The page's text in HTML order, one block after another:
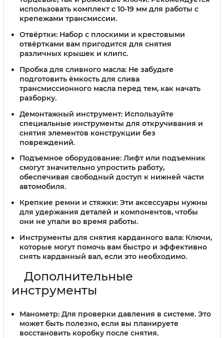
использовать комплект с 10-19 мм для работы с
крепежами трансмиссии.
Отвёртки: Набор с плоскими и крестовыми
отвёртками вам пригодится для снятия
различных крышек и клипс.
Пробка для сливного масла: Не забудьте
подготовить ёмкость для слива
трансмиссионного масла перед тем, как начать
разборку.
Демонтажный инструмент: Используйте
специальные инструменты для откручивания и
снятия элементов конструкции без
повреждений.
Подъемное оборудование: Лифт или подъемник
смогут значительно упростить работу,
обеспечивая свободный доступ к нижней части
автомобиля.
Крепкие ремни и стяжки: Эти аксессуары нужны
для удержания деталей и компонентов, чтобы
они не упали во время работы.
Инструменты для снятия карданного вала: Ключи,
которые могут помочь вам быстро и эффективно
снять карданный вал, если это необходимо.
Дополнительные
инструменты
Манометр: Для проверки давления в системе. Это
может быть полезно, если вы планируете
восстановить коробку после снятия.